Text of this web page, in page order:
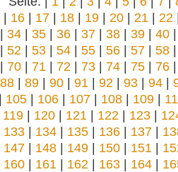
| 16| 17| 18| 19| 20| 21 | 22
34| 35| 36| 37| 38| 39| 40
| 52 | 53| 54| 55| 56| 57| 58
70| 71 | 72 | 73| 74| 75| 76
88| 89| 90| 91 | 92 | 93| 94|
| 105 | 106 | 107 | 108 | 109 |
119| 120| 121 | 122 | 123|
133| 134| 135| 136| 137|
147| 148| 149| 150| 151 |
160| 161 | 162 | 163| 164|